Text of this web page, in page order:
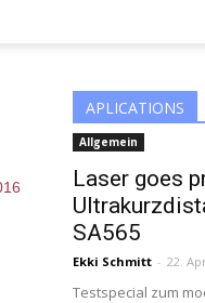
APLICATIONS
Allgemein
Laser goes
SA565
Ekki Schmitt - 22.
Testspecial zum